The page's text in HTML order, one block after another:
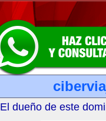
El dueño de este